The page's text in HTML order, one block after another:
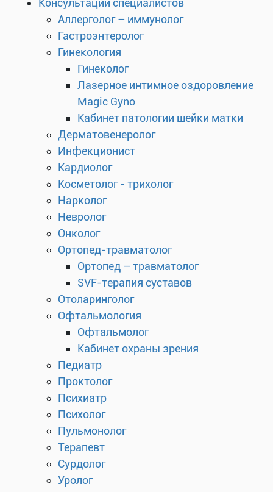
Консультации специалистов
Аллерголог – иммунолог
Гастроэнтеролог
Гинекология
Гинеколог
Лазерное интимное оздоровление
Magic Gyno
Кабинет патологии шейки матки
Дерматовенеролог
Инфекционист
Кардиолог
Косметолог - трихолог
Нарколог
Невролог
Онколог
Ортопед-травматолог
Ортопед – травматолог
SVF-терапия суставов
Отоларинголог
Офтальмология
Офтальмолог
Кабинет охраны зрения
Педиатр
Проктолог
Психиатр
Психолог
Пульмонолог
Терапевт
Сурдолог
Уролог